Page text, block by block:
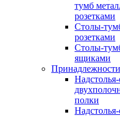
тумб
розетками
Столы-
розетками
Столы-
ящиками
полки